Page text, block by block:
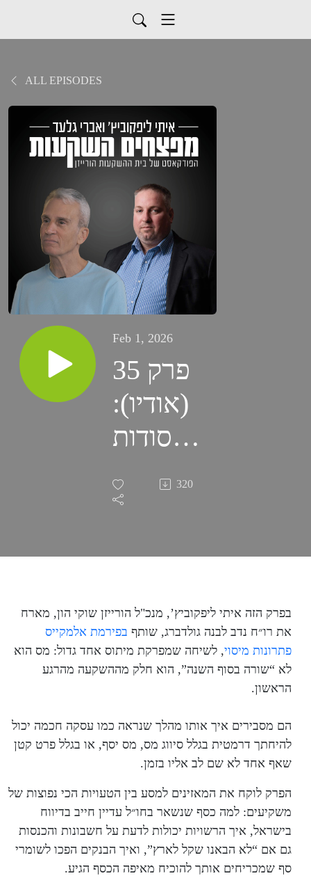
ALL EPISODES
Feb 1, 2026
פרק 35
(אודיו):
סודות
המיסוי
שאתם
עם רו"ח
נדב לבנה
גולדברג
320
בפרק הזה איתי ליפקוביץ’, מנכ"ל הורייזן שוקי הון, מארח
את רו״ח נדב לבנה גולדברג, שותף בפירמת אלמקייס
פתרונות מיסוי, לשיחה שמפרקת מיתוס אחד גדול: מס הוא
לא “שורה בסוף השנה”, הוא חלק מההשקעה מהרגע
הראשון.
הם מסבירים איך אותו מהלך שנראה כמו עסקה חכמה יכול
להיחתך דרמטית בגלל סיווג מס, מס יסף, או בגלל פרט קטן
שאף אחד לא שם לב אליו בזמן.
הפרק לוקח את המאזינים למסע בין הטעויות הכי נפוצות של
משקיעים: למה כסף שנשאר בחו״ל עדיין חייב בדיווח
בישראל, איך הרשויות יכולות לדעת על חשבונות והכנסות
גם אם “לא הבאנו שקל לארץ”, ואיך הבנקים הפכו לשומרי
סף שמכריחים אותך להוכיח מאיפה הכסף הגיע.